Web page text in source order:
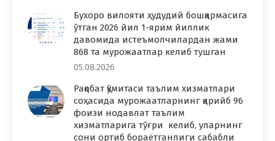
Бухоро вилояти ҳудудий бошқармасига
ўтган 2026 йил 1-ярим йиллик
давомида истеъмолчилардан жами
868 та мурожаатлар келиб тушган
05.08.2026
Рақобат қўмитаси таълим хизматлари
соҳасида мурожаатларнинг қарийб 96
фоизи нодавлат таълим
хизматларига тўғри келиб, уларнинг
сони ортиб бораётганлиги сабабли